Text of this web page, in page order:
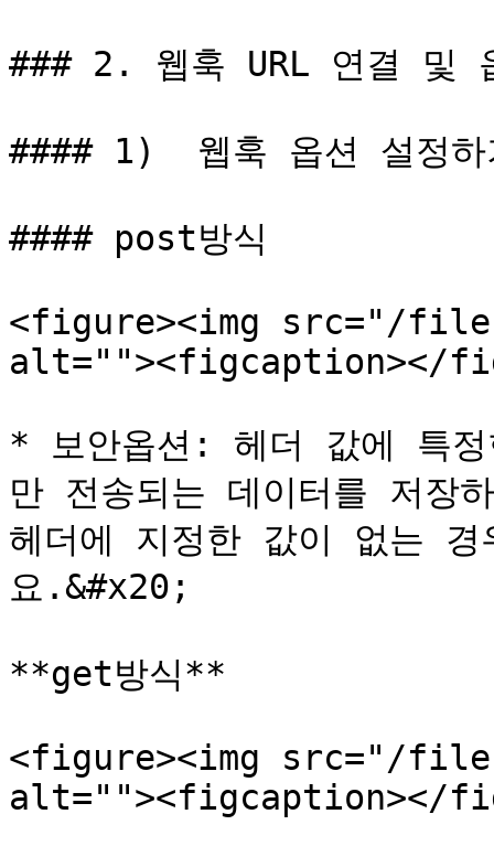
### 2. 웹훅 URL 연결 및
#### 1)  웹훅 옵션 설정하
#### post방식
<figure><img src="/files/
alt=""><figcaption></
* 보안옵션: 헤더 값에 특
만 전송되는 데이터를 저장
헤더에 지정한 값이 없는 경
요.&#x20;
**get방식**
<figure><img src="/files/
alt=""><figcaption></